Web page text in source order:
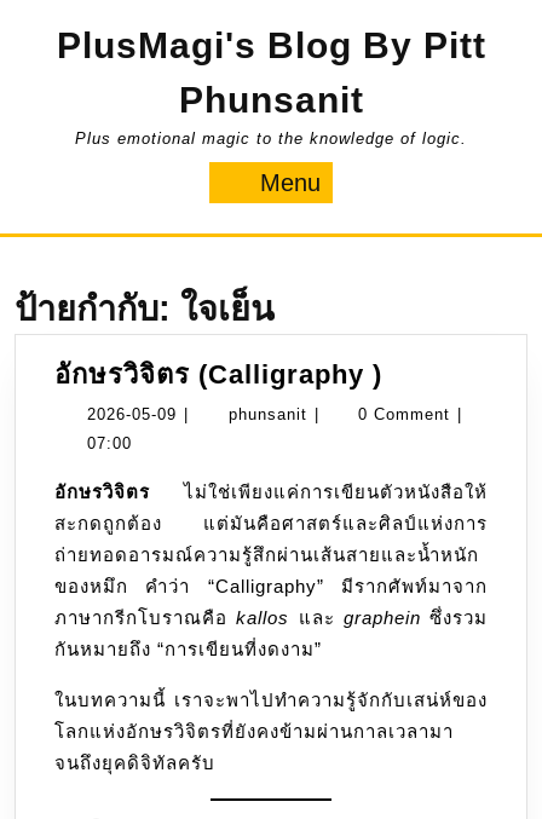
PlusMagi's Blog By Pitt
Phunsanit
Plus emotional magic to the knowledge of logic.
Menu
ป้ายกำกับ: ใจเย็น
อักษรวิจิตร (Calligraphy )
วิจิตร
2026-05-09 2026- phunsanit phunsanit0 Comment
07:00
อักษรวิจิตรไม่ใช่เพียงแค่การเขียนตัวหนังสือให้
สะกดถูกต้อง แต่มันคือศาสตร์และศิลป์แห่งการ
ถ่ายทอดอารมณ์ความรู้สึกผ่านเส้นสายและน้ำหนัก
ของหมึก คำว่า “Calligraphy” มีรากศัพท์มาจาก
ภาษากรีกโบราณคือkallos และ graphein ซึ่งรวม
กันหมายถึง “การเขียนที่งดงาม”
ในบทความนี้ เราจะพาไปทำความรู้จักกับเสน่ห์ของ
โลกแห่งอักษรวิจิตรที่ยังคงข้ามผ่านกาลเวลามา
จนถึงยุคดิจิทัลครับ